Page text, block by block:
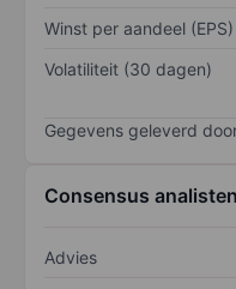
Winst per aandeel (EPS)
Volatiliteit (30 dagen)
Gegevens geleverd
Consensus analisten
Advies